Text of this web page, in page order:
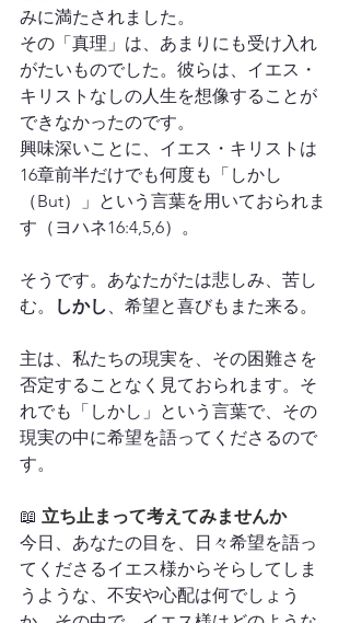
みに満たされました。
その「真理」は、あまりにも受け入れ
がたいものでした。彼らは、イエス・
キリストなしの人生を想像することが
できなかったのです。
興味深いことに、イエス・キリストは
16章前半だけでも何度も「しかし
（But）」という言葉を用いておられま
す（ヨハネ16:4,5,6）。
そうです。あなたがたは悲しみ、苦し
む。
しかし 、希望と喜びもまた来る。
主は、私たちの現実を、その困難さを
否定することなく見ておられます。そ
れでも「しかし」という言葉で、その
現実の中に希望を語ってくださるので
す。
📖 立ち止まって考えてみませんか
今日、あなたの目を、日々希望を語っ
てくださるイエス様からそらしてしま
うような、不安や心配は何でしょう